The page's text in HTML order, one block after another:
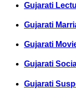
Gujarati
Gujarati
Gujarati
Gujarati
Gujarati